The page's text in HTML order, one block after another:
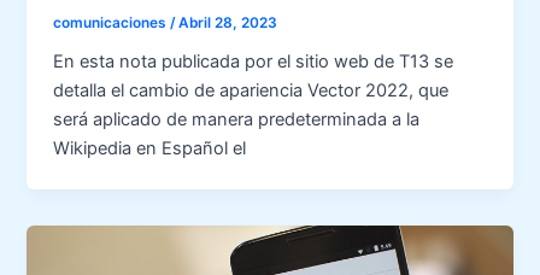
comunicaciones /Abril 28, 2023
En esta nota publicada por el sitio web de T13 se
detalla el cambio de apariencia Vector 2022, que
será aplicado de manera predeterminada a la
Wikipedia en Español el